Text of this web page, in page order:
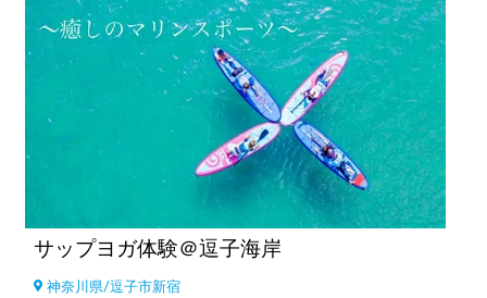
サップヨガ体験＠逗子海岸
神奈川県/逗子市新宿